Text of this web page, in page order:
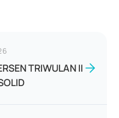
TRIWULAN II